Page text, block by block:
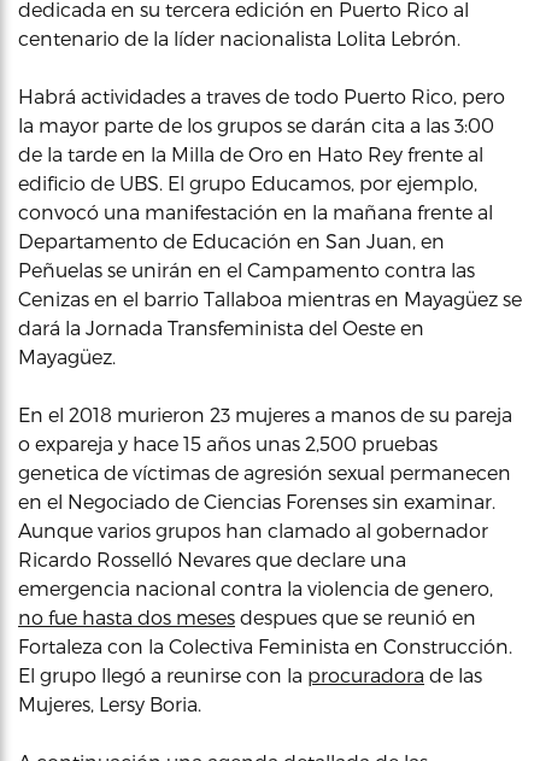
dedicada en su tercera edición en Puerto Rico al
centenario de la líder nacionalista Lolita Lebrón.
Habrá actividades a traves de todo Puerto Rico, pero
la mayor parte de los grupos se darán cita a las 3:00
de la tarde en la Milla de Oro en Hato Rey frente al
edificio de UBS. El grupo Educamos, por ejemplo,
convocó una manifestación en la mañana frente al
Departamento de Educación en San Juan, en
Peñuelas se unirán en el Campamento contra las
Cenizas en el barrio Tallaboa mientras en Mayagüez se
dará la Jornada Transfeminista del Oeste en
Mayagüez.
En el 2018 murieron 23 mujeres a manos de su pareja
o expareja y hace 15 años unas 2,500 pruebas
genetica de víctimas de agresión sexual permanecen
en el Negociado de Ciencias Forenses sin examinar.
Aunque varios grupos han clamado al gobernador
Ricardo Rosselló Nevares que declare una
emergencia nacional contra la violencia de genero,
no fue hasta dos meses despues que se reunió en
Fortaleza con la Colectiva Feminista en Construcción.
El grupo llegó a reunirse con la procuradora de las
Mujeres, Lersy Boria.